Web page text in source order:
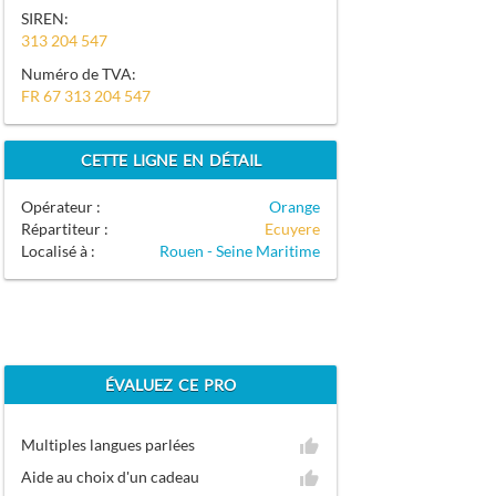
SIREN:
313 204 547
Numéro de TVA:
FR 67 313 204 547
CETTE LIGNE EN DÉTAIL
Opérateur :
Orange
Répartiteur :
Ecuyere
Localisé à :
Rouen - Seine Maritime
ÉVALUEZ CE PRO
Multiples langues parlées
Aide au choix d'un cadeau